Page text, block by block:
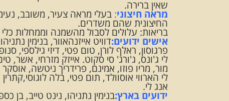
שאין ברירה.
מראה חיצוני: בעלי מראה צעיר, משובב,
החיצונית שהם משדרים.
בריאות: עלולים לסבול מהשמנה וממחלות
אישים ידועים:דוויט אייזנהאוור, בנימין
פרגוסון, ראלף לורן, טום פטי, דיזי גילספי,
לי ג'ונס, ג'ורג' סי סקוט. אייזק מזרחי, אשר,
מור, מריו פוזו, אמינם, פרידריך ניטשה, אוסקר
אנג לי.
ידועים בארץ:בנימין נתניהו, נינט טייב, בן